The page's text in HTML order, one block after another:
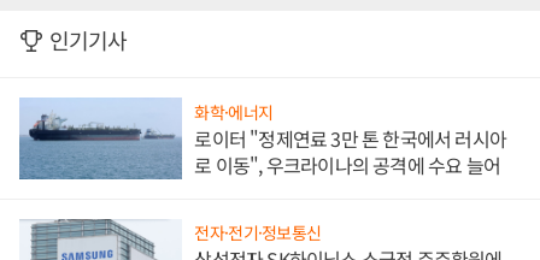
인기기사
화학·에너지
로이터 "정제연료 3만 톤 한국에서 러시아
로 이동", 우크라이나의 공격에 수요 늘어
전자·전기·정보통신